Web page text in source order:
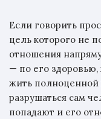
Если говорить
цель которого не
отношения
— по его
жить полноценной
разрушаться сам
попадают и его